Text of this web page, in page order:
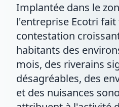
Implantée dans le
l'entreprise Ecotri fait
contestation
habitants des
mois, des riverains
désagréables, des
et des nuisances